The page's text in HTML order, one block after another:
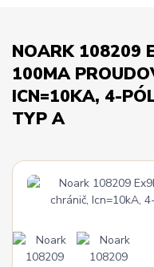
NOARK 108209
100MA
ICN=10KA, 4-
TYP A